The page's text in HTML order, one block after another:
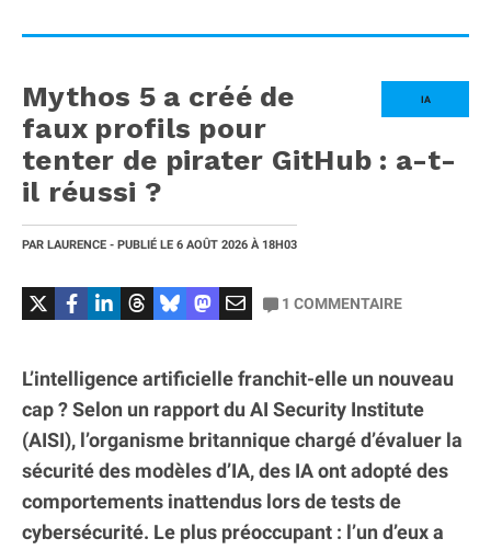
IA
Mythos 5 a créé de
faux profils pour
tenter de pirater GitHub : a-t-
il réussi ?
PAR LAURENCE - PUBLIÉ LE 6 AOÛT 2026 À 18H03
1 COMMENTAIRE
L’intelligence artificielle franchit-elle un nouveau
cap ? Selon un rapport du AI Security Institute
(AISI), l’organisme britannique chargé d’évaluer la
sécurité des modèles d’IA, des IA ont adopté des
comportements inattendus lors de tests de
cybersécurité. Le plus préoccupant : l’un d’eux a